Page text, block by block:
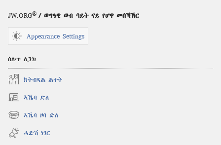
JW.ORG® / ወግዓዊ ወብ ሳይት ናይ የሆዋ መሰኻኽር
Appearance Settings
ስሉጥ ሊንክ
ክትብጻሕ ሕተት
ኣኼባ ድለ
(opens
new
window)
ኣኼባ ዞባ ድለ
(opens
new
window)
ሓድሽ ነገር